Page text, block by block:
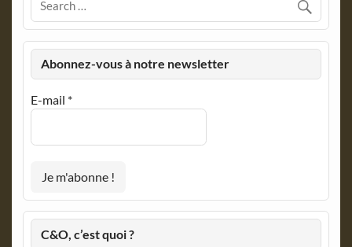
Abonnez-vous à notre newsletter
E-mail *
C&O, c’est quoi ?